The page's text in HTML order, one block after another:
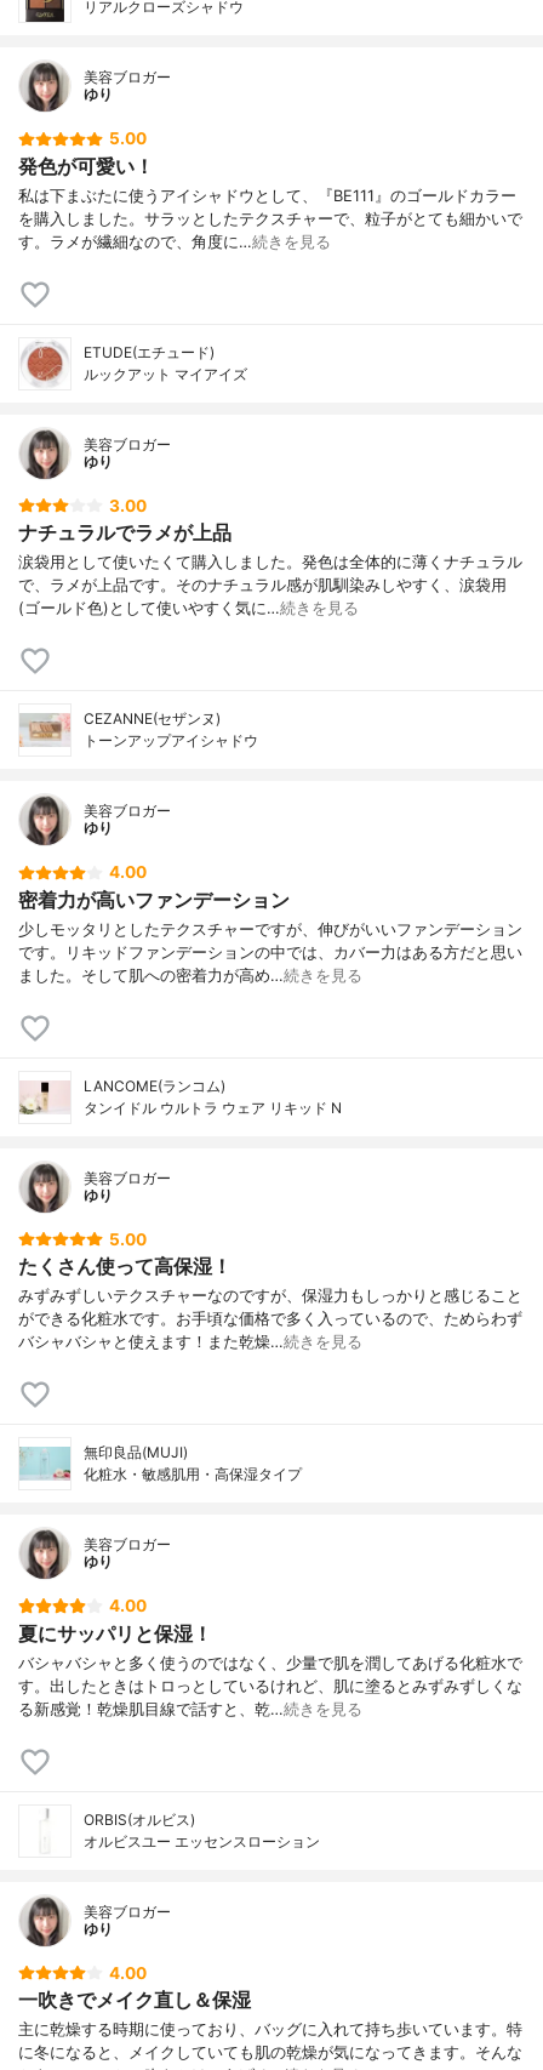
リアルクローズシャドウ
美容ブロガー
ゆり
5.00
発色が可愛い！
私は下まぶたに使うアイシャドウとして、『BE111』のゴールドカラー
を購入しました。サラッとしたテクスチャーで、粒子がとても細かいで
す。ラメが繊細なので、角度に…続きを見る
ETUDE(エチュード)
ルックアット マイアイズ
美容ブロガー
ゆり
3.00
ナチュラルでラメが上品
涙袋用として使いたくて購入しました。発色は全体的に薄くナチュラル
で、ラメが上品です。そのナチュラル感が肌馴染みしやすく、涙袋用
(ゴールド色)として使いやすく気に…続きを見る
CEZANNE(セザンヌ)
トーンアップアイシャドウ
美容ブロガー
ゆり
4.00
密着力が高いファンデーション
少しモッタリとしたテクスチャーですが、伸びがいいファンデーション
です。リキッドファンデーションの中では、カバー力はある方だと思い
ました。そして肌への密着力が高め…続きを見る
LANCOME(ランコム)
タンイドル ウルトラ ウェア リキッド N
美容ブロガー
ゆり
5.00
たくさん使って高保湿！
みずみずしいテクスチャーなのですが、保湿力もしっかりと感じること
ができる化粧水です。お手頃な価格で多く入っているので、ためらわず
バシャバシャと使えます！また乾燥…続きを見る
無印良品(MUJI)
化粧水・敏感肌用・高保湿タイプ
美容ブロガー
ゆり
4.00
夏にサッパリと保湿！
バシャバシャと多く使うのではなく、少量で肌を潤してあげる化粧水で
す。出したときはトロっとしているけれど、肌に塗るとみずみずしくな
る新感覚！乾燥肌目線で話すと、乾…続きを見る
ORBIS(オルビス)
オルビスユー エッセンスローション
美容ブロガー
ゆり
4.00
一吹きでメイク直し＆保湿
主に乾燥する時期に使っており、バッグに入れて持ち歩いています。特
に冬になると、メイクしていても肌の乾燥が気になってきます。そんな